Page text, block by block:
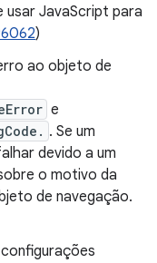
usar JavaScript para
)
ao objeto de
e
. Se um
devido a um
o motivo da
de navegação.